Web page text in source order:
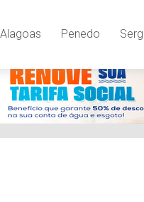
Alagoas Penedo